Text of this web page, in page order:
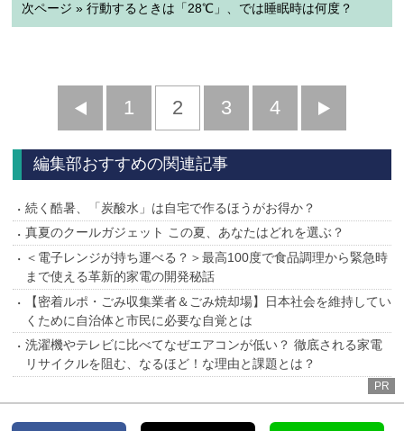
次ページ » 行動するときは「28℃」、では睡眠時は何度？
前
へ
1 2 3 4
へ
編集部おすすめの関連記事
続く酷暑、「炭酸水」は自宅で作るほうがお得か？
真夏のクールガジェット この夏、あなたはどれを選ぶ？
＜電子レンジが持ち運べる？＞最高100度で食品調理から緊急時
まで使える革新的家電の開発秘話
【密着ルポ・ごみ収集業者＆ごみ焼却場】日本社会を維持してい
くために自治体と市民に必要な自覚とは
洗濯機やテレビに比べてなぜエアコンが低い？ 徹底される家電
リサイクルを阻む、なるほど！な理由と課題とは？
PR